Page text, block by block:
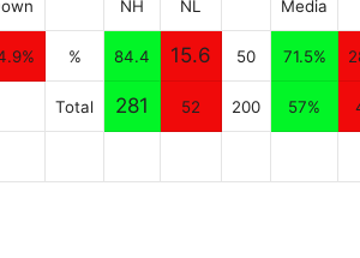
NH NL Media
% 84.4 15.6 50 71.5%
Total 281 52 200 57%